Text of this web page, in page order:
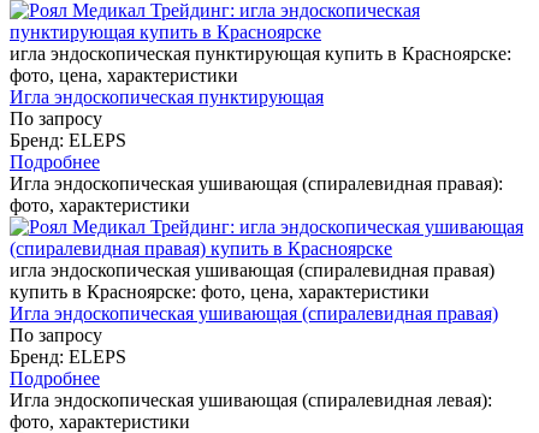
игла эндоскопическая пунктирующая купить в Красноярске:
фото, цена, характеристики
Игла эндоскопическая пунктирующая
По запросу
Бренд: ELEPS
Подробнее
Игла эндоскопическая ушивающая (спиралевидная правая):
фото, характеристики
игла эндоскопическая ушивающая (спиралевидная правая)
купить в Красноярске: фото, цена, характеристики
Игла эндоскопическая ушивающая (спиралевидная правая)
По запросу
Бренд: ELEPS
Подробнее
Игла эндоскопическая ушивающая (спиралевидная левая):
фото, характеристики